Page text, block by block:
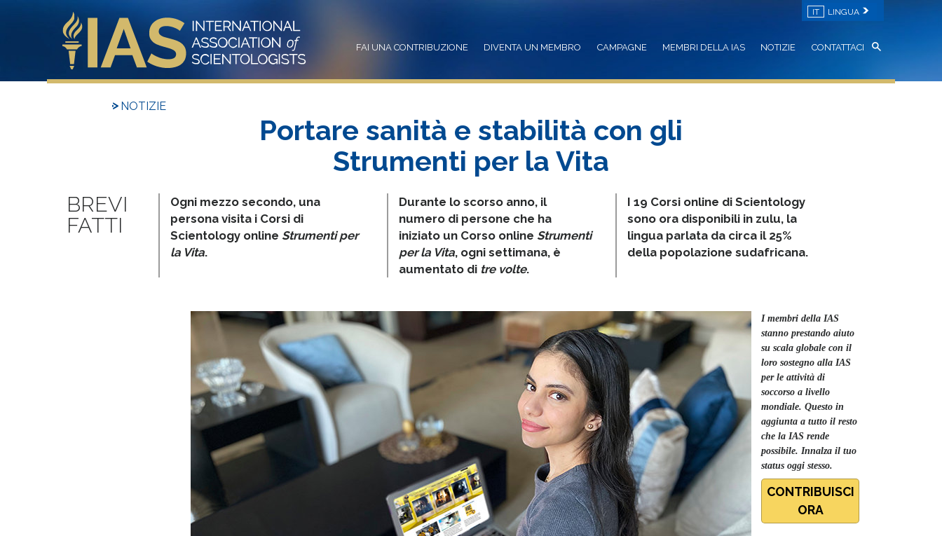
IT LINGUA
FAI UNA CONTRIBUZIONE DIVENTA UN MEMBRO CAMPAGNE MEMBRI DELLA IAS NOTIZIE CONTATTACI
NOTIZIE
Portare sanità e stabilità con gli
Strumenti per la Vita
Ogni mezzo secondo, una
persona visita i Corsi di
Scientology online Strumenti per
la Vita.
Durante lo scorso anno, il
numero di persone che ha
iniziato un Corso online Strumenti
per la Vita, ogni settimana, è
aumentato di tre volte.
I 19 Corsi online di Scientology
sono ora disponibili in zulu, la
lingua parlata da circa il 25%
della popolazione sudafricana.
I membri della IAS
stanno prestando aiuto
su scala globale con il
loro sostegno alla IAS
per le attività di
soccorso a livello
mondiale. Questo in
aggiunta a tutto il resto
che la IAS rende
possibile. Innalza il tuo
status oggi stesso.
CONTRIBUISCI
ORA